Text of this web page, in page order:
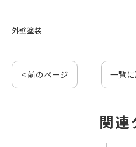
外壁塗装
< 前のページ 一覧
関連